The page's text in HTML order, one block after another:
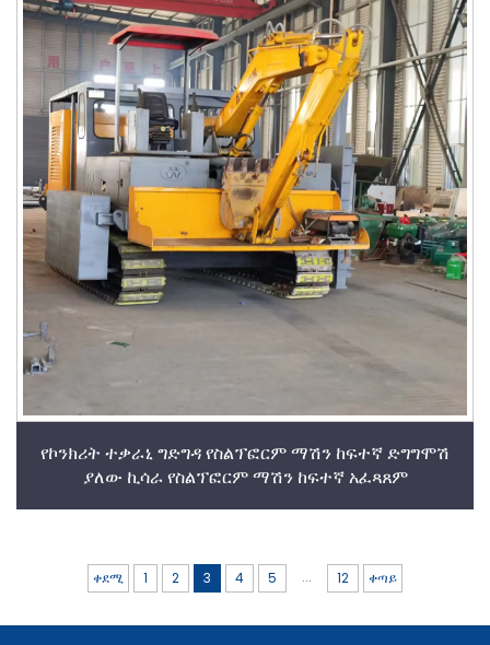
የኮንክሪት ተቃራኒ ግድግዳ የስልፕፎርም ማሽን ከፍተኛ ድግግሞሽ
ያለው ኪሳራ የስልፕፎርም ማሽን ከፍተኛ አፈጻጸም
ቀደሚ 1 2 3 4 5 ... 12 ቀጣይ